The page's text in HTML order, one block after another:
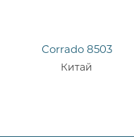
Corrado 8503
Китай